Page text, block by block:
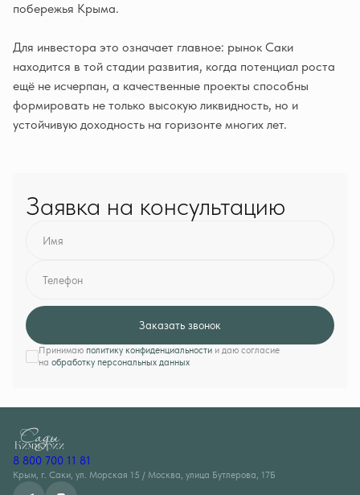
побережья Крыма.
Для инвестора это означает главное: рынок Саки
находится в той стадии развития, когда потенциал роста
ещё не исчерпан, а качественные проекты способны
формировать не только высокую ликвидность, но и
устойчивую доходность на горизонте многих лет.
Заявка на консультацию
Имя
Телефон
Заказать звонок
Принимаю политику конфиденциальностии даю согласие
на обработку персональных данных
8 800 700 11 81
Крым, г. Саки, ул. Морская 15 / Москва, улица Бутлерова, 17Б